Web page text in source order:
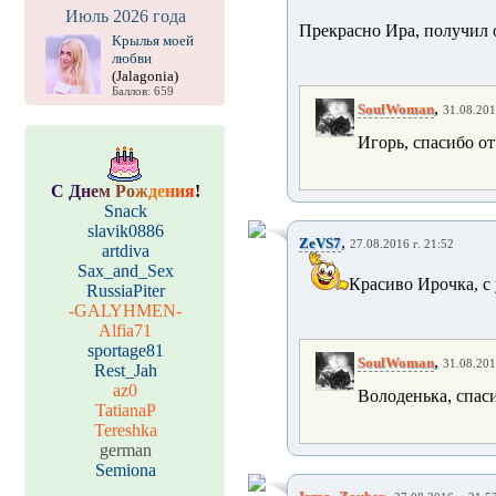
Июль 2026 года
Крылья моей
любви
(Jalagonia)
Баллов: 659
С Днем Рождения!
Snack
slavik0886
artdiva
Sax_and_Sex
RussiaPiter
-GALYHMEN-
Alfia71
sportage81
Rest_Jah
az0
TatianaP
Tereshka
german
Semiona
Прекрасно Ира, получил
SoulWoman,
Игорь, спасибо
ZeVS7, 27.08.2016 г. 21:52
Красиво Ирочка,
SoulWoman,
Володенька,